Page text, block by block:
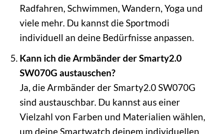
Radfahren, Schwimmen, Wandern, Yoga und
viele mehr. Du kannst die Sportmodi
individuell an deine Bedürfnisse anpassen.
Kann ich die Armbänder der Smarty2.0
SW070G austauschen?
Ja, die Armbänder der Smarty2.0 SW070G
sind austauschbar. Du kannst aus einer
Vielzahl von Farben und Materialien wählen,
um deine Smartwatch deinem individuellen